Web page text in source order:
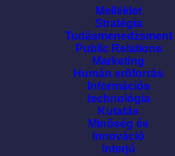
Melléklet
Stratégia
Tudásmenedzsment
Public Relations
Marketing
Humán erõforrás
Információs
technológia
Kutatás
Minõség és
Innováció
Interjú